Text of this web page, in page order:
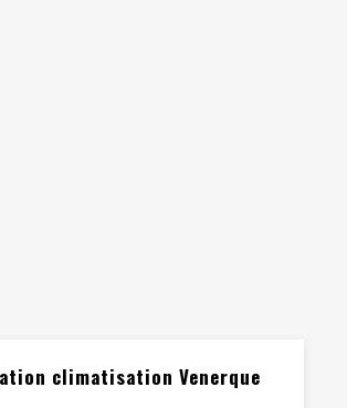
climatisation Venerque